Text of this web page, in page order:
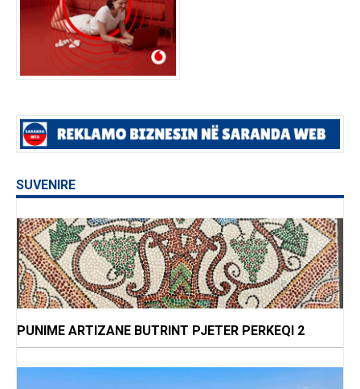
SUVENIRE
PUNIME ARTIZANE BUTRINT PJETER PERKEQI 2